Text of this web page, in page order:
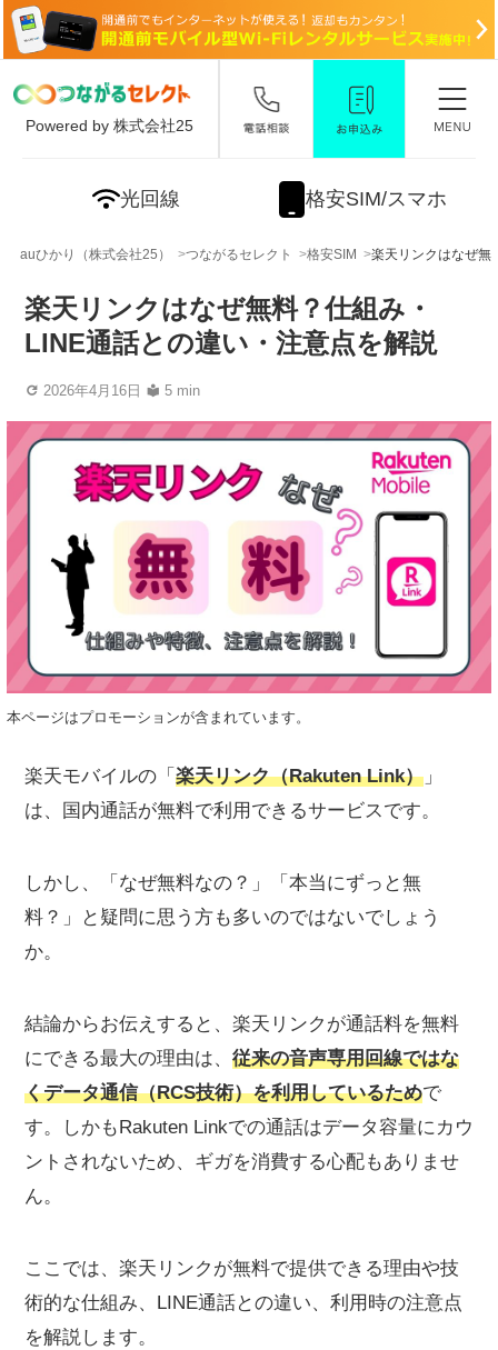
Powered by 株式会社25
光回線 格安SIM/スマホ
auひかり（株式会社25） つながるセレクト 格安SIM 楽天リンクはなぜ無
楽天リンクはなぜ無料？仕組み・
LINE通話との違い・注意点を解説
2026年4月16日 5 min
本ページはプロモーションが含まれています。
楽天モバイルの「 楽天リンク（Rakuten Link） 」
は、国内通話が無料で利用できるサービスです。
しかし、「なぜ無料なの？」「本当にずっと無
料？」と疑問に思う方も多いのではないでしょう
か。
結論からお伝えすると、楽天リンクが通話料を無料
にできる最大の理由は、 従来の音声専用回線ではな
くデータ通信（RCS技術）を利用しているためで
す。しかもRakuten Linkでの通話はデータ容量にカウ
ントされないため、ギガを消費する心配もありませ
ん。
ここでは、楽天リンクが無料で提供できる理由や技
術的な仕組み、LINE通話との違い、利用時の注意点
を解説します。